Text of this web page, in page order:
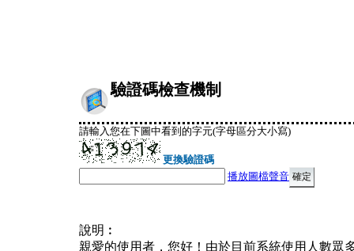
驗證碼檢查機制
請輸入您在下圖中看到的字元(字母區分大小寫)
更換驗證碼
播放圖檔聲音
說明︰
親愛的使用者，您好！由於目前系統使用人數眾